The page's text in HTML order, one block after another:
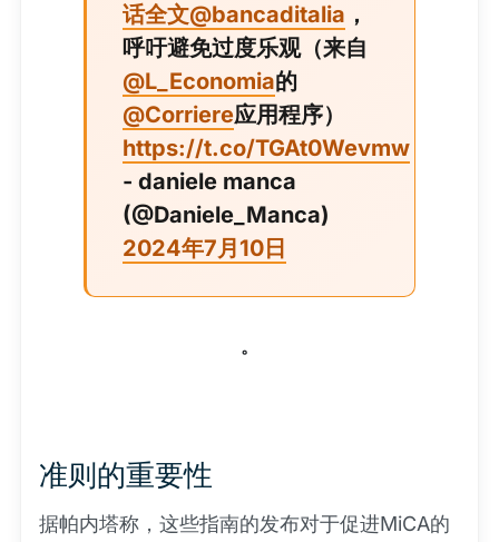
话全文@bancaditalia ，
呼吁避免过度乐观（来自
@L_Economia的
@Corriere应用程序）
https://t.co/TGAt0Wevmw
- daniele manca
(@Daniele_Manca)
2024年7月10日
。
准则的重要性
据帕内塔称，这些指南的发布对于促进MiCA的